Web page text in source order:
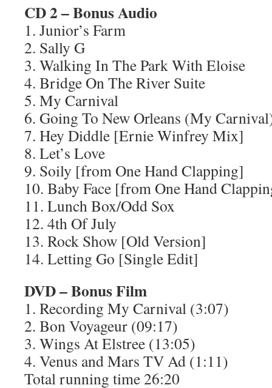
CD 2 – Bonus Audio
1. Junior’s Farm
2. Sally G
3. Walking In The Park With Eloise
4. Bridge On The River Suite
5. My Carnival
6. Going To New Orleans (My
7. Hey Diddle [Ernie Winfrey Mix]
8. Let’s Love
9. Soily [from One Hand Clapping]
10. Baby Face [from One Hand
11. Lunch Box/Odd Sox
12. 4th Of July
13. Rock Show [Old Version]
14. Letting Go [Single Edit]
DVD – Bonus Film
1. Recording My Carnival (3:07)
2. Bon Voyageur (09:17)
3. Wings At Elstree (13:05)
4. Venus and Mars TV Ad (1:11)
Total running time 26:20